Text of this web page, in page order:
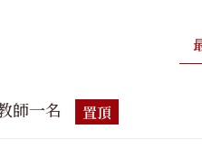
師一名